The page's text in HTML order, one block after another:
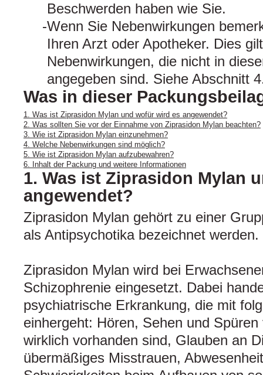
Beschwerden haben wie Sie.
Wenn Sie Nebenwirkungen
Ihren Arzt oder Apotheker. Dies
Nebenwirkungen, die nicht in
angegeben sind. Siehe Abschnitt
Was in dieser
1. Was ist Ziprasidon Mylan und wofür wird es angewendet?
2. Was sollten Sie vor der Einnahme von Ziprasidon Mylan beachten?
3. Wie ist Ziprasidon Mylan einzunehmen?
4. Welche Nebenwirkungen sind möglich?
5. Wie ist Ziprasidon Mylan aufzubewahren?
6. Inhalt der Packung und weitere Informationen
1. Was ist Ziprasidon Mylan
angewendet?
Ziprasidon Mylan gehört zu einer
als Antipsychotika bezeichnet werden.
Ziprasidon Mylan wird bei
Schizophrenie eingesetzt. Dabei
psychiatrische Erkrankung, die mit
einhergeht: Hören, Sehen und
wirklich vorhanden sind, Glauben an
übermäßiges Misstrauen,